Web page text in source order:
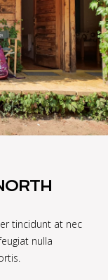
tincidunt at nec
nulla